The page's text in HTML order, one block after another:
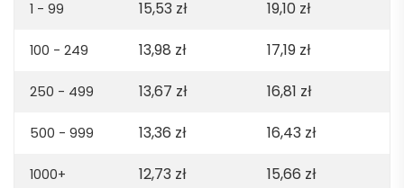
czarny
1 - 99 15,53 zł 19,10 zł
100 - 249 13,98 zł 17,19 zł
250 - 499 13,67 zł 16,81 zł
500 - 999 13,36 zł 16,43 zł
1000+ 12,73 zł 15,66 zł